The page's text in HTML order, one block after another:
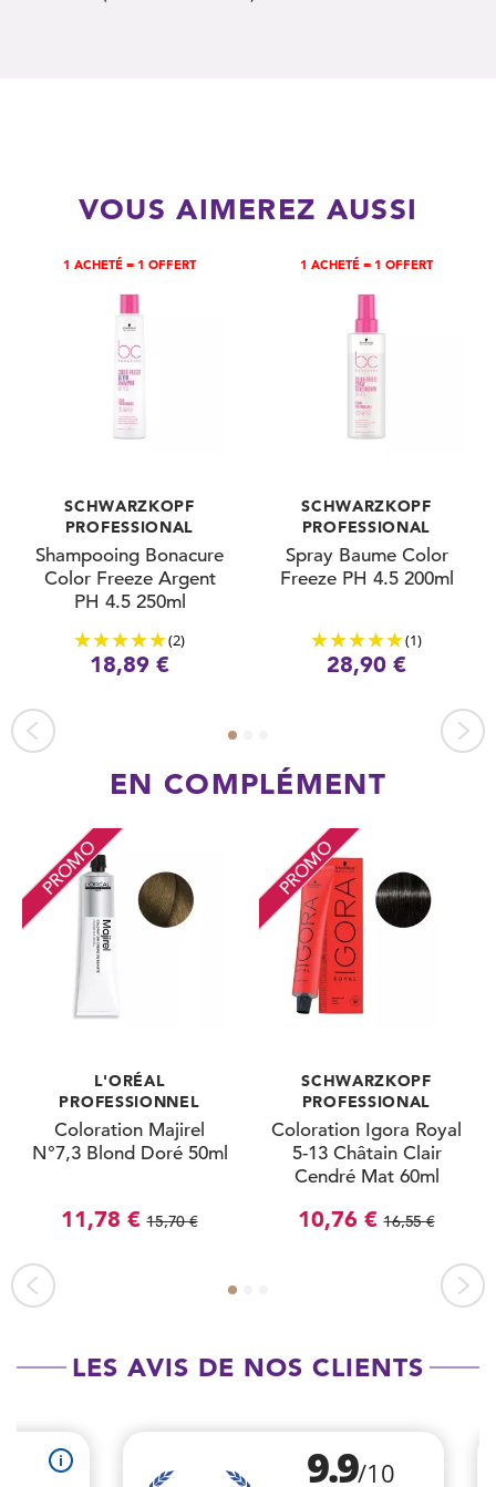
VOUS AIMEREZ AUSSI
1 ACHETÉ = 1 OFFERT
SCHWARZKOPF
PROFESSIONAL
Shampooing Bonacure
Color Freeze Argent
PH 4.5 250ml
(2)
18,89 €
1 ACHETÉ = 1 OFFERT
SCHWARZKOPF
PROFESSIONAL
Spray Baume Color
Freeze PH 4.5 200ml
(1)
28,90 €
EN COMPLÉMENT
PROMO
L'ORÉAL
PROFESSIONNEL
Coloration Majirel
N°7,3 Blond Doré 50ml
11,78 € 15,70 €
PROMO
SCHWARZKOPF
PROFESSIONAL
Coloration Igora Royal
5-13 Châtain Clair
Cendré Mat 60ml
10,76 € 16,55 €
LES AVIS DE NOS CLIENTS